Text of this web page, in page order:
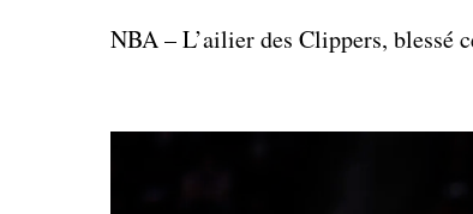
NBA – L’ailier des Clippers, blessé